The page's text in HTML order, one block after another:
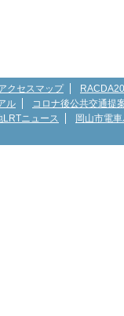
クセスマップ
ル
コロナ後公共交通提
LRTニュース 岡山市電